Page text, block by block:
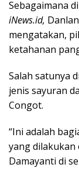
Sebagaimana
iNews.id,
mengatakan,
ketahanan
Salah satunya
jenis sayuran
Congot.
“Ini adalah
yang dilakukan
Damayanti di